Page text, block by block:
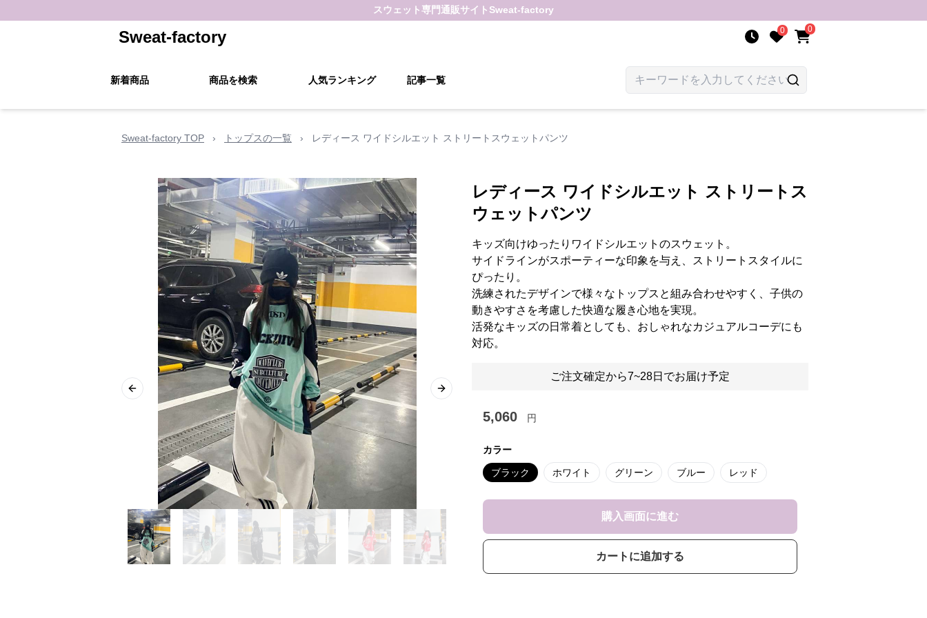
スウェット専門通販サイト Sweat-factory
Sweat-factory 0 0
新着商品 商品を検索 人気ランキング 記事一覧
Sweat-factory TOP › トップスの一覧 › レディース ワイドシルエット ストリートスウェットパンツ
Previous slide Next slide
レディース ワイドシルエット ストリートス
ウェットパンツ
キッズ向けゆったりワイドシルエットのスウェット。
サイドラインがスポーティーな印象を与え、ストリートスタイルに
ぴったり。
洗練されたデザインで様々なトップスと組み合わせやすく、子供の
動きやすさを考慮した快適な履き心地を実現。
活発なキッズの日常着としても、おしゃれなカジュアルコーデにも
対応。
ご注文確定から7~28日でお届け予定
5,060 円
カラー
ブラック ホワイト グリーン ブルー レッド
購入画面に進む
カートに追加する